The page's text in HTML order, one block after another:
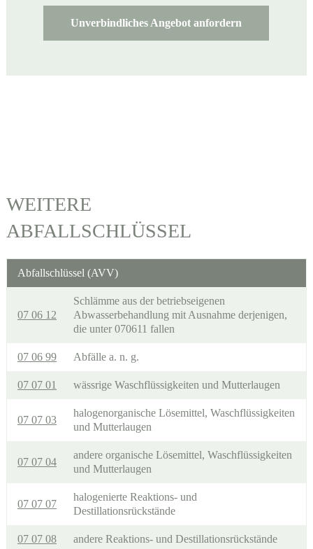
Unverbindliches Angebot anfordern
WEITERE
ABFALLSCHLÜSSEL
Abfallschlüssel (AVV)
07 06 12
Schlämme aus der betriebseigenen
Abwasserbehandlung mit Ausnahme derjenigen,
die unter 070611 fallen
07 06 99 Abfälle a. n. g.
07 07 01 wässrige Waschflüssigkeiten und Mutterlaugen
07 07 03
halogenorganische Lösemittel, Waschflüssigkeiten
und Mutterlaugen
07 07 04
andere organische Lösemittel, Waschflüssigkeiten
und Mutterlaugen
07 07 07
halogenierte Reaktions- und
Destillationsrückstände
07 07 08 andere Reaktions- und Destillationsrückstände